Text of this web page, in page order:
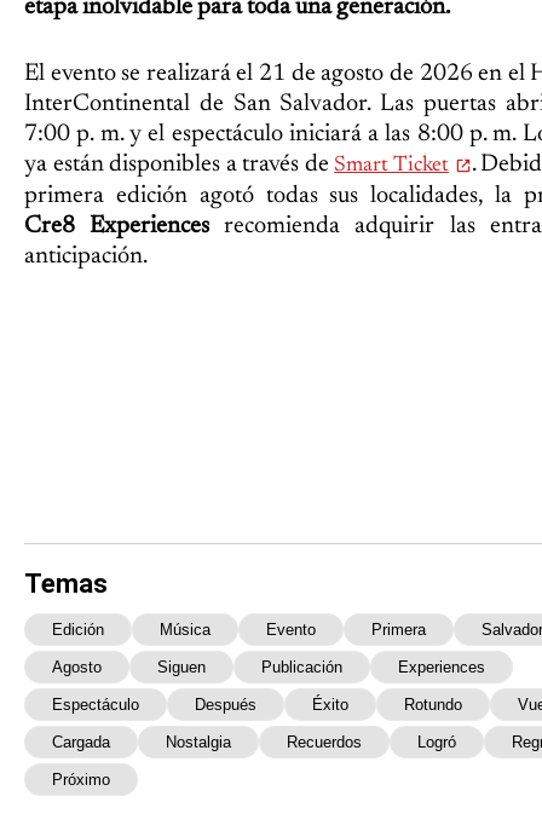
etapa inolvidable para toda una generación.
El evento se realizará el 21 de agosto de 2026 en el
InterContinental de San Salvador. Las puertas
7:00 p. m. y el espectáculo iniciará a las 8:00 p. m.
ya están disponibles a través de Smart Ticket
.
primera edición agotó todas sus localidades, la
Cre8 Experiences recomienda adquirir las
anticipación.
Temas
Edición Música Evento Primera Salvador
Agosto Siguen Publicación Experiences
Espectáculo Después Éxito Rotundo
Cargada Nostalgia Recuerdos Logró
Próximo